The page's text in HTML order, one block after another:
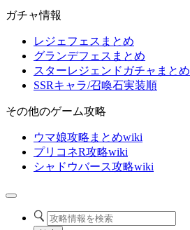
ガチャ情報
レジェフェスまとめ
グランデフェスまとめ
スターレジェンドガチャまとめ
SSRキャラ/召喚石実装順
その他のゲーム攻略
ウマ娘攻略まとめwiki
プリコネR攻略wiki
シャドウバース攻略wiki